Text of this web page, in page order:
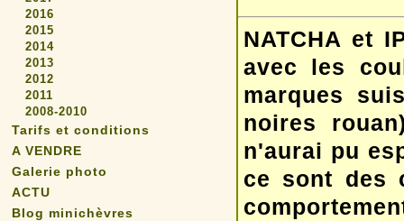
2016
2015
2014
2013
2012
2011
2008-2010
Tarifs et conditions
A VENDRE
Galerie photo
ACTU
Blog minichèvres
NATCHA et
avec les
marques
noires
n'aurai pu
ce sont des